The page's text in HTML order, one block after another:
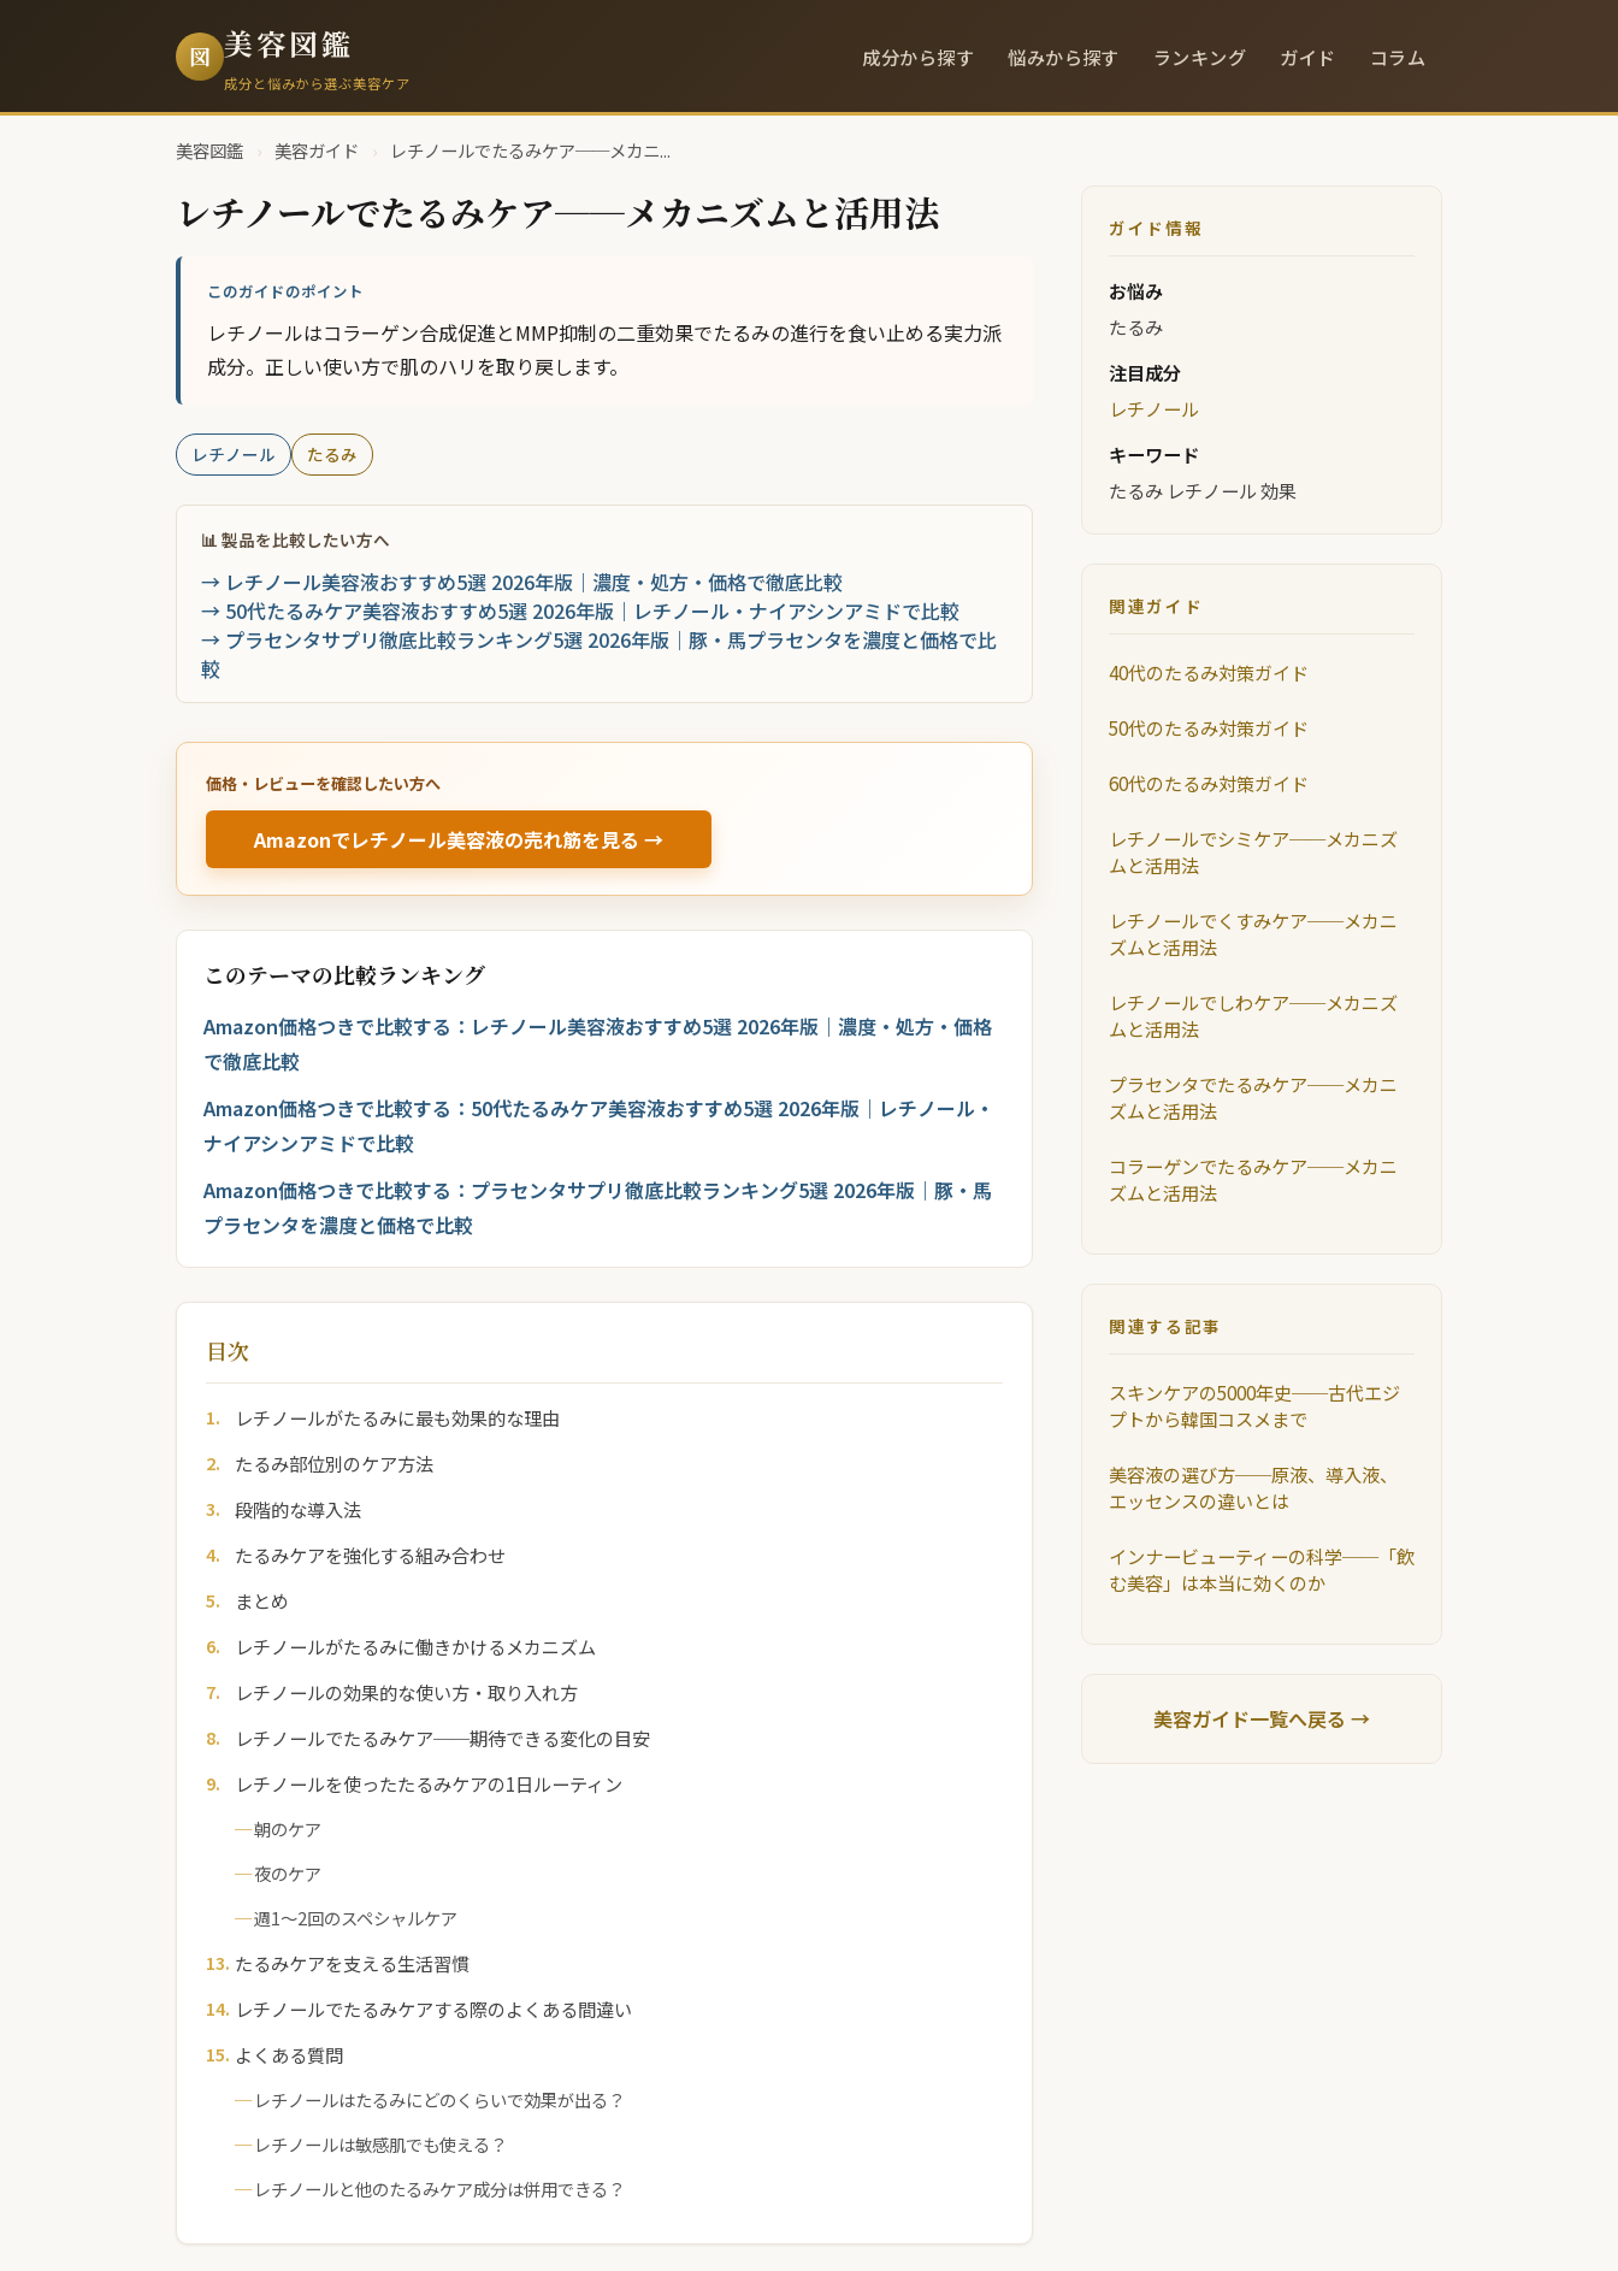
図 美容図鑑
成分と悩みから選ぶ美容ケア
成分から探す 悩みから探す ランキング ガイド コラム
美容図鑑 › 美容ガイド › レチノールでたるみケア──メカニ...
レチノールでたるみケア──メカニズムと活用法
このガイドのポイント
レチノールはコラーゲン合成促進とMMP抑制の二重効果でたるみの進行を食い止める実力派
成分。正しい使い方で肌のハリを取り戻します。
レチノール たるみ
📊 製品を比較したい方へ
→ レチノール美容液おすすめ5選 2026年版｜濃度・処方・価格で徹底比較
→ 50代たるみケア美容液おすすめ5選 2026年版｜レチノール・ナイアシンアミドで比較
→ プラセンタサプリ徹底比較ランキング5選 2026年版｜豚・馬プラセンタを濃度と価格で比
較
価格・レビューを確認したい方へ
Amazonでレチノール美容液の売れ筋を見る →
このテーマの比較ランキング
Amazon価格つきで比較する：レチノール美容液おすすめ5選 2026年版｜濃度・処方・価格
で徹底比較
Amazon価格つきで比較する：50代たるみケア美容液おすすめ5選 2026年版｜レチノール・
ナイアシンアミドで比較
Amazon価格つきで比較する：プラセンタサプリ徹底比較ランキング5選 2026年版｜豚・馬
プラセンタを濃度と価格で比較
目次
レチノールがたるみに最も効果的な理由
たるみ部位別のケア方法
段階的な導入法
たるみケアを強化する組み合わせ
まとめ
レチノールがたるみに働きかけるメカニズム
レチノールの効果的な使い方・取り入れ方
レチノールでたるみケア──期待できる変化の目安
レチノールを使ったたるみケアの1日ルーティン
朝のケア
夜のケア
週1〜2回のスペシャルケア
たるみケアを支える生活習慣
レチノールでたるみケアする際のよくある間違い
よくある質問
レチノールはたるみにどのくらいで効果が出る？
レチノールは敏感肌でも使える？
レチノールと他のたるみケア成分は併用できる？
ガイド情報
お悩み
たるみ
注目成分
レチノール
キーワード
たるみ レチノール 効果
関連ガイド
40代のたるみ対策ガイド
50代のたるみ対策ガイド
60代のたるみ対策ガイド
レチノールでシミケア──メカニズ
ムと活用法
レチノールでくすみケア──メカニ
ズムと活用法
レチノールでしわケア──メカニズ
ムと活用法
プラセンタでたるみケア──メカニ
ズムと活用法
コラーゲンでたるみケア──メカニ
ズムと活用法
関連する記事
スキンケアの5000年史──古代エジ
プトから韓国コスメまで
美容液の選び方──原液、導入液、
エッセンスの違いとは
インナービューティーの科学──「飲
む美容」は本当に効くのか
美容ガイド一覧へ戻る →